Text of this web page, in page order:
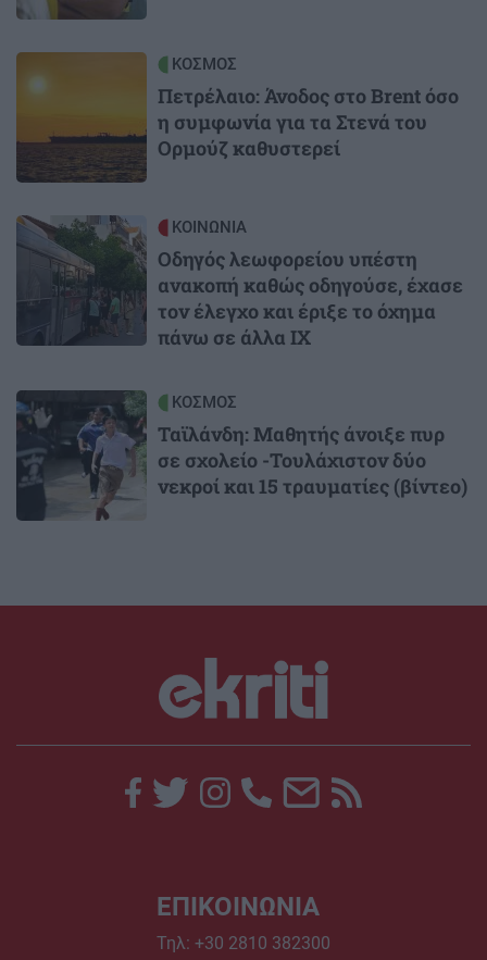
ΚΟΣΜΟΣ
Πετρέλαιο: Άνοδος στο Brent όσο
η συμφωνία για τα Στενά του
Ορμούζ καθυστερεί
Image ΚΟΙΝΩΝΙΑ
Οδηγός λεωφορείου υπέστη
ανακοπή καθώς οδηγούσε, έχασε
τον έλεγχο και έριξε το όχημα
πάνω σε άλλα ΙΧ
Image ΚΟΣΜΟΣ
Ταϊλάνδη: Μαθητής άνοιξε πυρ
σε σχολείο -Τουλάχιστον δύο
νεκροί και 15 τραυματίες (βίντεο)
ΕΠΙΚΟΙΝΩΝΙΑ
Τηλ: +30 2810 382300